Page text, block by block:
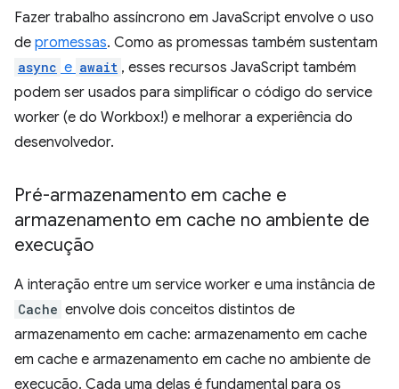
Fazer trabalho assíncrono em JavaScript envolve o uso
de promessas. Como as promessas também sustentam
async e await , esses recursos JavaScript também
podem ser usados para simplificar o código do service
worker (e do Workbox!) e melhorar a experiência do
desenvolvedor.
Pré-armazenamento em cache e
armazenamento em cache no ambiente de
execução
A interação entre um service worker e uma instância de
Cache envolve dois conceitos distintos de
armazenamento em cache: armazenamento em cache
em cache e armazenamento em cache no ambiente de
execução. Cada uma delas é fundamental para os